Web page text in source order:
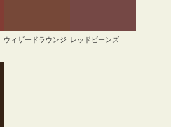
ウィザードラウンジ レッドビーンズ